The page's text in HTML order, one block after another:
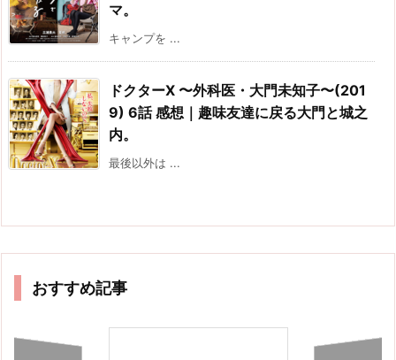
マ。
キャンプを ...
ドクターX 〜外科医・大門未知子〜(201
9) 6話 感想｜趣味友達に戻る大門と城之
内。
最後以外は ...
おすすめ記事